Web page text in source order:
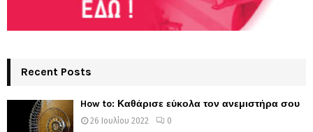
Recent Posts
How to: Καθάρισε εύκολα τον ανεμιστήρα σου
26 Ιουλίου 2022 0